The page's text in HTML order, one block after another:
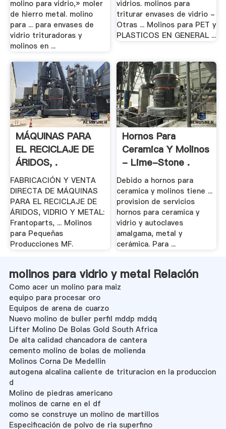
molino para vidrio,» moler
de hierro metal. molino
para ... para envases de
vidrio trituradoras y
molinos en ...
vidrios. molinos para
triturar envases de vidrio -
Otras ... Molinos para PET y
PLASTICOS EN GENERAL ...
MÁQUINAS PARA
EL RECICLAJE DE
ÁRIDOS, .
FABRICACIÓN Y VENTA
DIRECTA DE MÁQUINAS
PARA EL RECICLAJE DE
ÁRIDOS, VIDRIO Y METAL:
Frantoparts, ... Molinos
para Pequeñas
Producciones MF.
Hornos Para
Ceramica Y Molinos
- Lime-Stone .
Debido a hornos para
ceramica y molinos tiene ...
provision de servicios
hornos para ceramica y
vidrio y autoclaves
amalgama, metal y
cerámica. Para ...
molinos para vidrio y metal Relación
Como acer un molino para maiz
equipo para procesar oro
Equipos de arena de cuarzo
Nuevo molino de buller perfil mddp mddq
Lifter Molino De Bolas Gold South Africa
De alta calidad chancadora de cantera
cemento molino de bolas de molienda
Molinos Corna De Medellin
autogena alcalina caliente de trituracion en la produccion
d
Molino de piedras americano
molinos de carne en el df
como se construye un molino de martillos
Especificación de polvo de ria superfino